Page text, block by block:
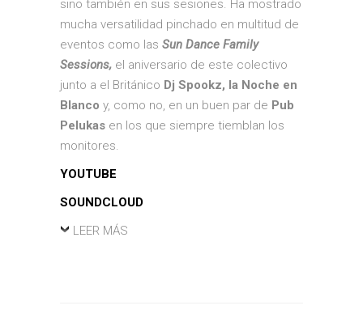
sino también en sus sesiones. Ha mostrado
mucha versatilidad pinchado en multitud de
eventos como las Sun Dance Family
Sessions, el aniversario de este colectivo
junto a el Británico Dj Spookz, la Noche en
Blanco y, como no, en un buen par de Pub
Pelukas en los que siempre tiemblan los
monitores.
YOUTUBE
SOUNDCLOUD
LEER MÁS